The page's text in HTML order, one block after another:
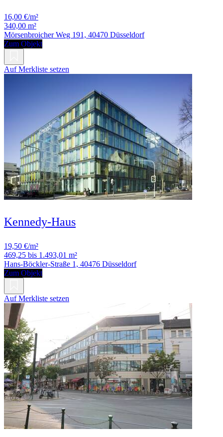
16,00 €/m²
340,00 m²
Mörsenbroicher Weg 191, 40470 Düsseldorf
Zum Objekt
Auf Merkliste setzen
Kennedy-Haus
19,50 €/m²
469,25 bis 1.493,01 m²
Hans-Böckler-Straße 1, 40476 Düsseldorf
Zum Objekt
Auf Merkliste setzen